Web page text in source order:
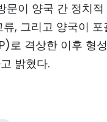
문이 양국 간 정치적
, 그리고 양국이 포
로 격상한 이후 형
밝혔다.